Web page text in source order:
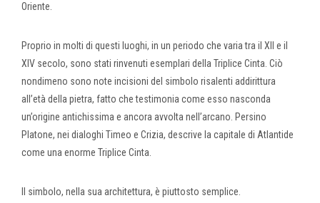
Oriente.
Proprio in molti di questi luoghi, in un periodo che varia tra il XII e il
XIV secolo, sono stati rinvenuti esemplari della Triplice Cinta. Ciò
nondimeno sono note incisioni del simbolo risalenti addirittura
all’età della pietra, fatto che testimonia come esso nasconda
un’origine antichissima e ancora avvolta nell’arcano. Persino
Platone, nei dialoghi Timeo e Crizia, descrive la capitale di Atlantide
come una enorme Triplice Cinta.
Il simbolo, nella sua architettura, è piuttosto semplice.